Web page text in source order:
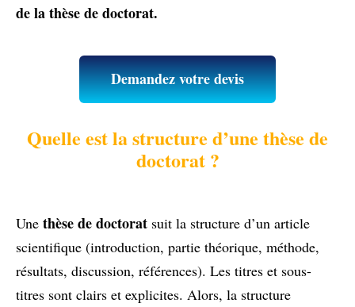
de la thèse de doctorat.
Demandez votre devis
Quelle est la structure d’une thèse de
doctorat ?
Une thèse de doctorat suit la structure d’un article
scientifique (introduction, partie théorique, méthode,
résultats, discussion, références). Les titres et sous-
titres sont clairs et explicites. Alors, la structure